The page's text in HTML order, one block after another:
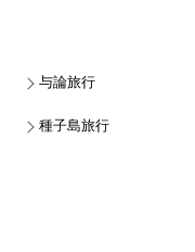
与論旅行
種子島旅行